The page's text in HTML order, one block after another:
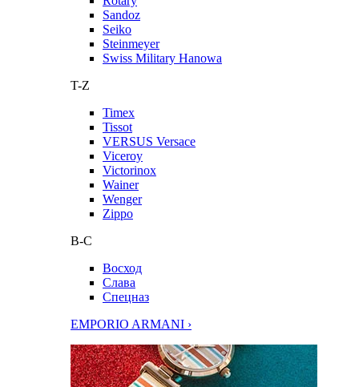
Sandoz
Seiko
Steinmeyer
Swiss Military Hanowa
T-Z
Timex
Tissot
VERSUS Versace
Viceroy
Victorinox
Wainer
Wenger
Zippo
В-С
Восход
Слава
Спецназ
EMPORIO ARMANI ›